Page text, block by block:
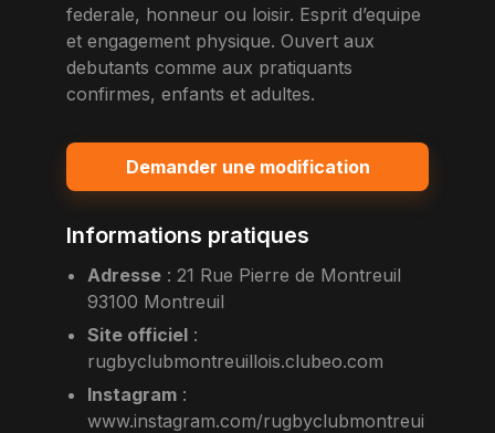
federale, honneur ou loisir. Esprit d’equipe
et engagement physique. Ouvert aux
debutants comme aux pratiquants
confirmes, enfants et adultes.
Demander une modification
Informations pratiques
Adresse :21 Rue Pierre de Montreuil
93100 Montreuil
Site officiel :
rugbyclubmontreuillois.clubeo.com
Instagram :
www.instagram.com/rugbyclubmontreui